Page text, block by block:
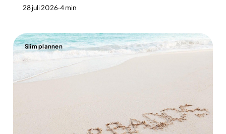
28 juli 2026·4 min
Slim plannen